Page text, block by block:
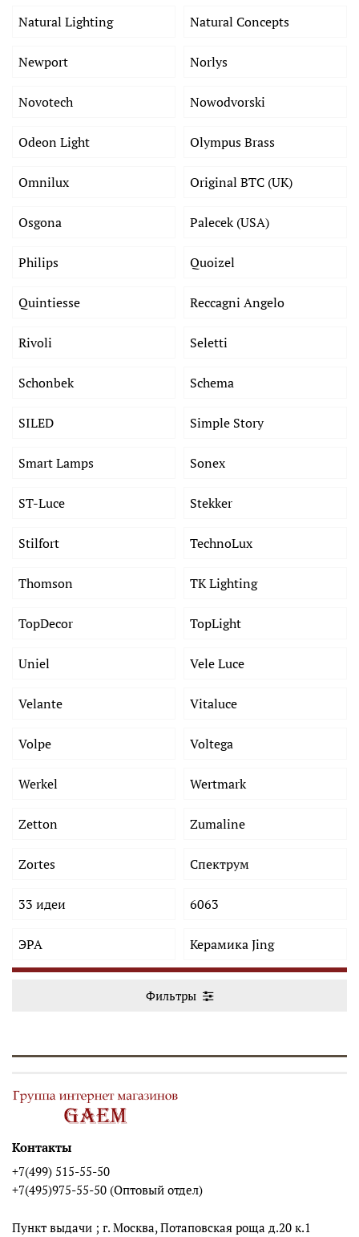
Natural Lighting Natural Concepts
Newport Norlys
Novotech Nowodvorski
Odeon Light Olympus Brass
Omnilux Original BTC (UK)
Osgona Palecek (USA)
Philips Quoizel
Quintiesse Reccagni Angelo
Rivoli Seletti
Schonbek Schema
SILED Simple Story
Smart Lamps Sonex
ST-Luce Stekker
Stilfort TechnoLux
Thomson TK Lighting
TopDecor TopLight
Uniel Vele Luce
Velante Vitaluce
Volpe Voltega
Werkel Wertmark
Zetton Zumaline
Zortes Спектрум
33 идеи 6063
ЭРА Керамика Jing
Фильтры
Контакты
+7(499) 515-55-50
+7(495)975-55-50 (Оптовый отдел)
Пункт выдачи ; г. Москва, Потаповская роща д.20 к.1